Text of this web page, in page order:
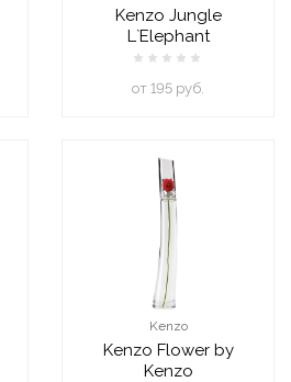
Kenzo Jungle
L`Elephant
oт 195 руб.
Kenzo
Kenzo Flower by
Kenzo